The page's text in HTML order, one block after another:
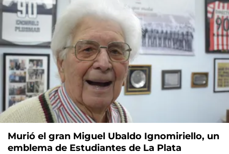
Murió el gran Miguel Ubaldo Ignomiriello, un
emblema de Estudiantes de La Plata